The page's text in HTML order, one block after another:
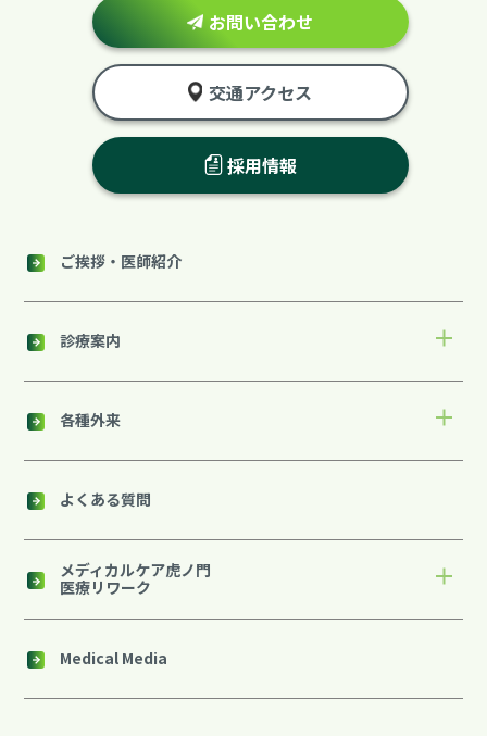
お問い合わせ
交通アクセス
採用情報
ご挨拶・医師紹介
診療案内
各種外来
よくある質問
メディカルケア虎ノ門
医療リワーク
Medical Media